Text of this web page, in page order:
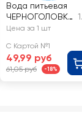
Вода питьевая
ЧЕРНОГОЛОВКА
артезианская
Цена за 1 шт
С Картой №1
49,99 руб
61,05 руб -18%